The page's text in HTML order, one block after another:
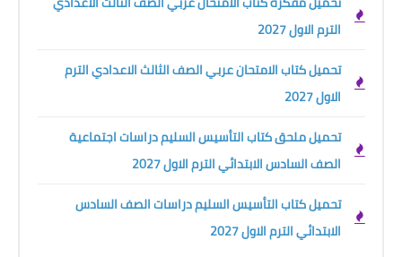
الترم الاول 2027
تحميل كتاب الامتحان عربي الصف الثالث الاعدادي الترم
الاول 2027
تحميل ملحق كتاب التأسيس السليم دراسات اجتماعية
الصف السادس الابتدائي الترم الاول 2027
تحميل كتاب التأسيس السليم دراسات الصف السادس
الابتدائي الترم الاول 2027